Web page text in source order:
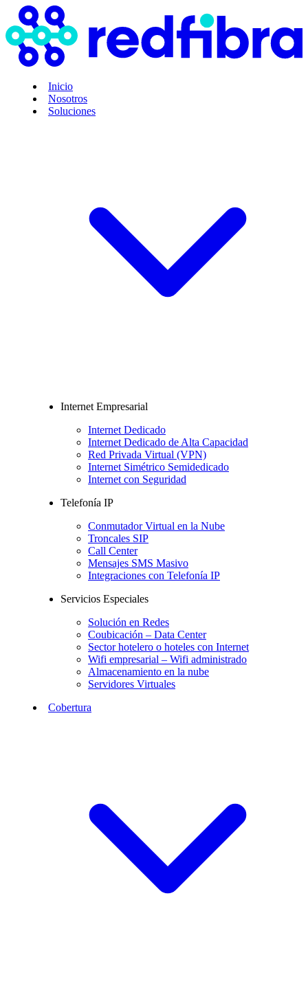
Inicio
Nosotros
Soluciones
Internet Empresarial
Internet Dedicado
Internet Dedicado de Alta Capacidad
Red Privada Virtual (VPN)
Internet Simétrico Semidedicado
Internet con Seguridad
Telefonía IP
Conmutador Virtual en la Nube
Troncales SIP
Call Center
Mensajes SMS Masivo
Integraciones con Telefonía IP
Servicios Especiales
Solución en Redes
Coubicación – Data Center
Sector hotelero o hoteles con Internet
Wifi empresarial – Wifi administrado
Almacenamiento en la nube
Servidores Virtuales
Cobertura